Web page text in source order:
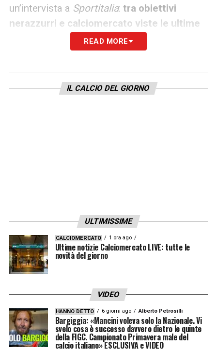
un’intervista a Sportitalia: tra obiettivi
nerazzurri e calciomercato viste le ultime
contro il Liverpool. Pasalic è indispensabile
READ MORE
IL CALCIO DEL GIORNO
ULTIMISSIME
CALCIOMERCATO 1 ora ago
Ultime notizie Calciomercato LIVE: tutte le
novità del giorno
VIDEO
HANNO DETTO 6 giorni ago Alberto Petrosilli
Bargiggia: «Mancini voleva solo la Nazionale. Vi
svelo cosa è successo davvero dietro le quinte
della FIGC. Campionato Primavera male del
calcio italiano» ESCLUSIVA e VIDEO